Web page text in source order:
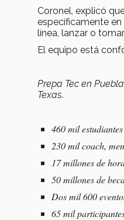
Coronel, explicó
específicamente
línea, lanzar o
El equipo está
Prepa Tec en
Texas.
460 mil
230 mil coach,
17 millones de
50 millones de
Dos mil 600
65 mil